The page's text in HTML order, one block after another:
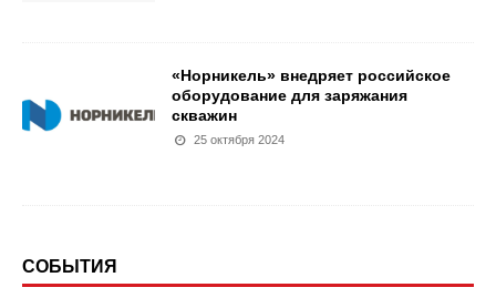
«Норникель» внедряет российское
оборудование для заряжания
скважин
25 октября 2024
СОБЫТИЯ